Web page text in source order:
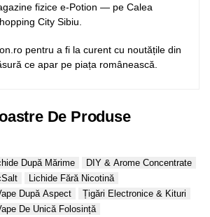
fizice e-Potion — pe Calea
City Sibiu.
pentru a fi la curent cu noutățile din
ce apar pe piața românească.
De Produse
După Mărime
DIY & Arome Concentrate
Lichide Fără Nicotină
După Aspect
Țigări Electronice & Kituri
De Unică Folosință